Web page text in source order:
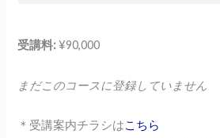
受講料:¥90,000
まだこのコースに登録していません
＊受講案内チラシはこちら